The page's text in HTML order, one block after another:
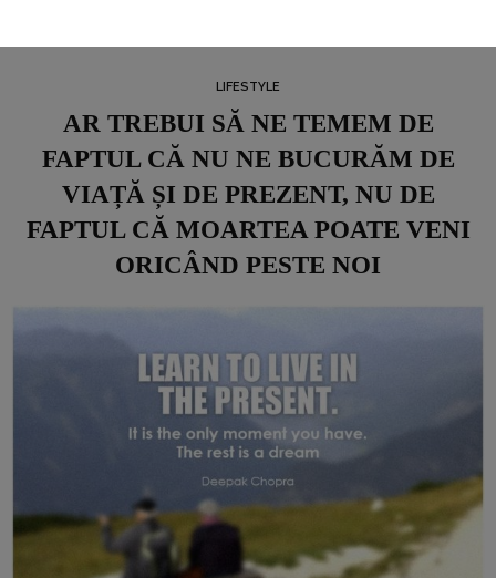
LIFESTYLE
AR TREBUI SĂ NE TEMEM DE
FAPTUL CĂ NU NE BUCURĂM DE
VIAȚĂ ȘI DE PREZENT, NU DE
FAPTUL CĂ MOARTEA POATE VENI
ORICÂND PESTE NOI